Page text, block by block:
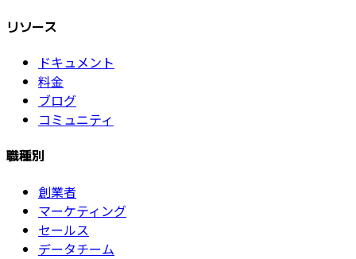
リソース
ドキュメント
料金
ブログ
コミュニティ
職種別
創業者
マーケティング
セールス
データチーム